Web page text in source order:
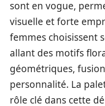
sont en vogue,
visuelle et forte
femmes choisissent
allant des motifs
géométriques,
personnalité. La
rôle clé dans cette